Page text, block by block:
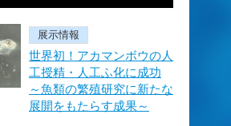
展示情報
世界初！アカマンボウの人
工授精・人工ふ化に成功
～魚類の繁殖研究に新たな
展開をもたらす成果～